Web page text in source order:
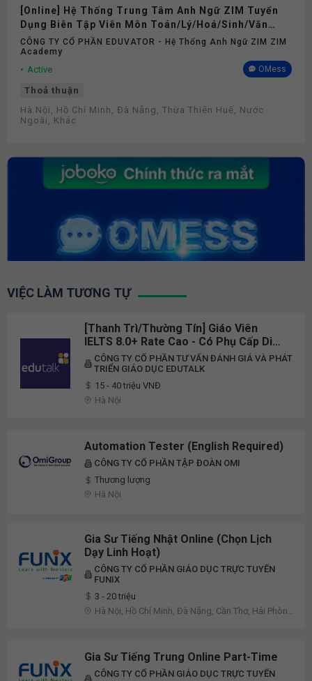
[Online] Hệ Thống Trung Tâm Anh Ngữ ZIM Tuyển
Dụng Biên Tập Viên Môn Toán/Lý/Hoá/Sinh/Văn
Part-time 2026
CÔNG TY CỔ PHẦN EDUVATOR - Hệ Thống Anh Ngữ ZIM ZIM
Academy
Active OMess
Thoả thuận
Hà Nội, Hồ Chí Minh, Đà Nẵng, Thừa Thiên Huế, Nước
Ngoài, Khác
VIỆC LÀM TƯƠNG TỰ
[Thanh Trì/Thường Tín] Giáo Viên
IELTS 8.0+ Rate Cao - Có Phụ Cấp Di
Chuyển
CÔNG TY CỔ PHẦN TƯ VẤN ĐÁNH GIÁ VÀ PHÁT
TRIỂN GIÁO DỤC EDUTALK
15 - 40 triệu VNĐ
Hà Nội
Automation Tester (English Required)
CÔNG TY CỔ PHẦN TẬP ĐOÀN OMI
Thương lượng
Hà Nội
Gia Sư Tiếng Nhật Online (Chọn Lịch
Dạy Linh Hoạt)
CÔNG TY CỔ PHẦN GIÁO DỤC TRỰC TUYẾN
FUNIX
3 - 20 triệu
Hà Nội, Hồ Chí Minh, Đà Nẵng, Cần Thơ, Hải Phòng,
Gia Sư Tiếng Trung Online Part-Time
CÔNG TY CỔ PHẦN GIÁO DỤC TRỰC TUYẾN